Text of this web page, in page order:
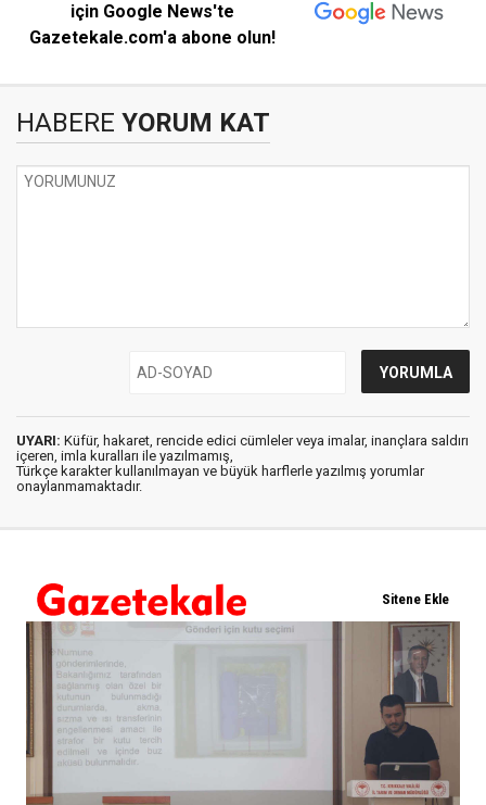
için Google News'te
Gazetekale.com'a abone olun!
HABERE YORUM KAT
UYARI: Küfür, hakaret, rencide edici cümleler veya imalar, inançlara saldırı
içeren, imla kuralları ile yazılmamış,
Türkçe karakter kullanılmayan ve büyük harflerle yazılmış yorumlar
onaylanmamaktadır.